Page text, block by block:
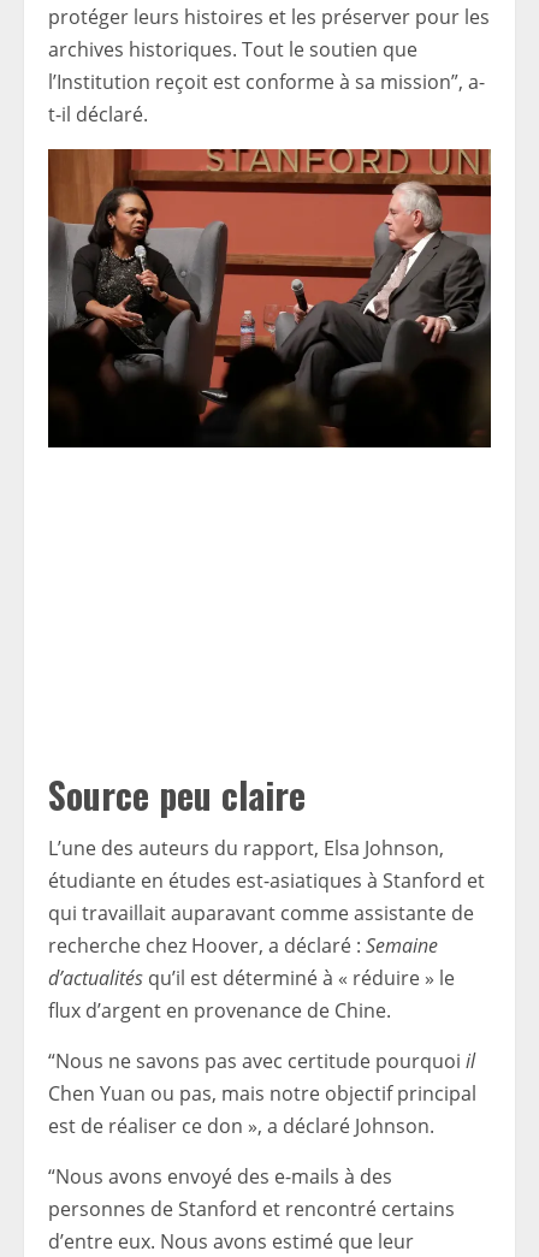
protéger leurs histoires et les préserver pour les
archives historiques. Tout le soutien que
l’Institution reçoit est conforme à sa mission”, a-
t-il déclaré.
Source peu claire
L’une des auteurs du rapport, Elsa Johnson,
étudiante en études est-asiatiques à Stanford et
qui travaillait auparavant comme assistante de
recherche chez Hoover, a déclaré : Semaine
d’actualités qu’il est déterminé à « réduire » le
flux d’argent en provenance de Chine.
“Nous ne savons pas avec certitude pourquoi il
Chen Yuan ou pas, mais notre objectif principal
est de réaliser ce don », a déclaré Johnson.
“Nous avons envoyé des e-mails à des
personnes de Stanford et rencontré certains
d’entre eux. Nous avons estimé que leur